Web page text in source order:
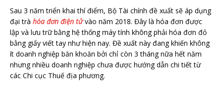
Sau 3 năm triển khai thí điểm, Bộ Tài chính đề xuất sẽ áp dụng
đại trà hóa đơn điện tửvào năm 2018. Đây là hóa đơn được
lập và lưu trữ bằng hệ thống máy tính không phải hóa đơn đỏ
bằng giấy viết tay như hiện nay. Đề xuất này đang khiến không
ít doanh nghiệp băn khoăn bởi chỉ còn 3 tháng nữa hết năm
nhưng nhiều doanh nghiệp chưa được hướng dẫn chi tiết từ
các Chi cục Thuế địa phương.